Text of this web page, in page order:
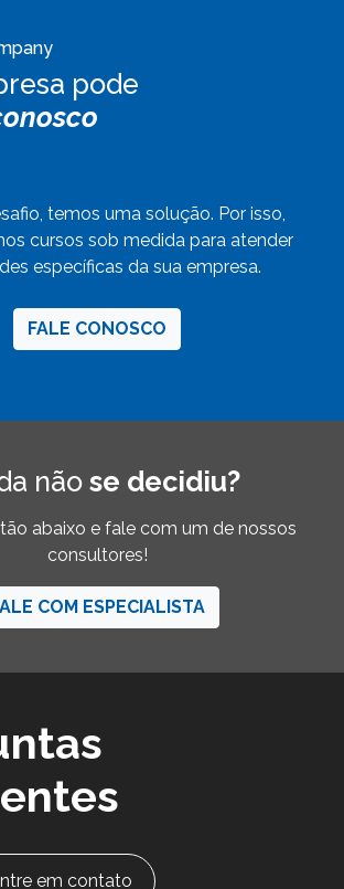
pode
temos uma solução. Por isso,
cursos sob medida para atender
específicas da sua empresa.
FALE CONOSCO
não se decidiu?
abaixo e fale com um de nossos
consultores!
COM ESPECIALISTA
em contato